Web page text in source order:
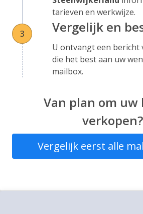
tarieven en werkwijze.
3
Vergelijk en
U ontvangt een bericht
die het best aan uw
mailbox.
Van plan om uw
verkopen?
Vergelijk eerst alle